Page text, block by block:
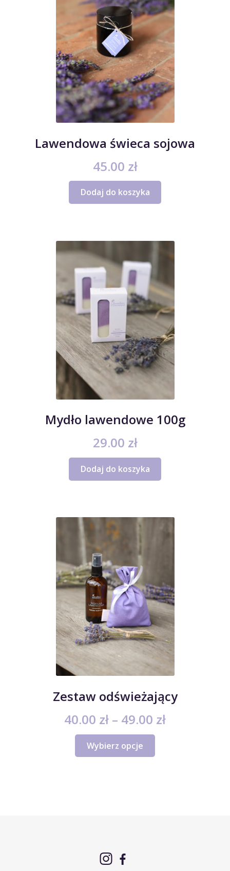
Lawendowa świeca sojowa
45.00 zł
Dodaj do koszyka
Mydło lawendowe 100g
29.00 zł
Dodaj do koszyka
Zestaw odświeżający
40.00 zł – 49.00 złZakres
Wybierz opcje
Ten
produkt